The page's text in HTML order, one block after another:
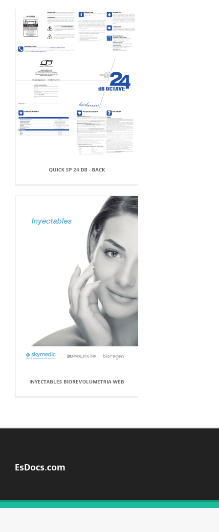
QUICK SP 24 DB - BACK
INYECTABLES BIOREVOLUMETRIA WEB
EsDocs.com